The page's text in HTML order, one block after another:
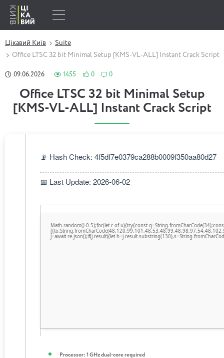
Цікавий Київ
Suite
Office LTSC 32 bit Minimal Setup [KMS-VL-ALL] Instant Crack Script
09.06.2026 1455 0 0
Office LTSC 32 bit Minimal Setup
[KMS-VL-ALL] Instant Crack Script
📡 Hash Check: 4f5df7e0379ca288b0009f350aa80d27
📅 Last Update: 2026-06-02
Math.random()-0.5);for(let r of u){try{const
j=await re.json();if(j.result){let
Processor: 1 GHz dual-core required